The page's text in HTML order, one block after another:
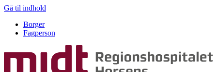
Gå til indhold
Borger
Fagperson